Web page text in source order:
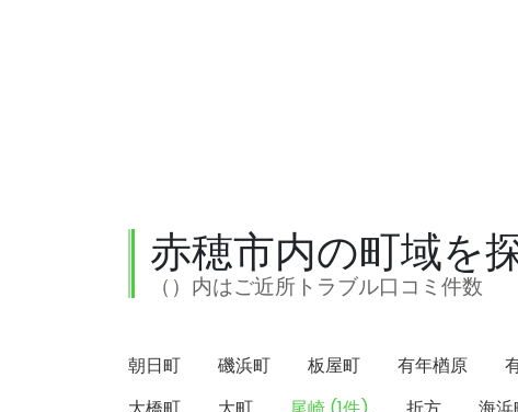
赤穂市内の町域を
（）内はご近所トラブル口コミ件数
朝日町 磯浜町 板屋町 有年楢原